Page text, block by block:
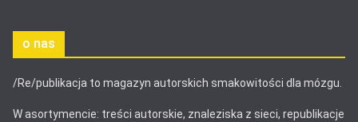
o nas
/Re/publikacja to magazyn autorskich smakowitości dla mózgu.
W asortymencie: treści autorskie, znaleziska z sieci, republikacje